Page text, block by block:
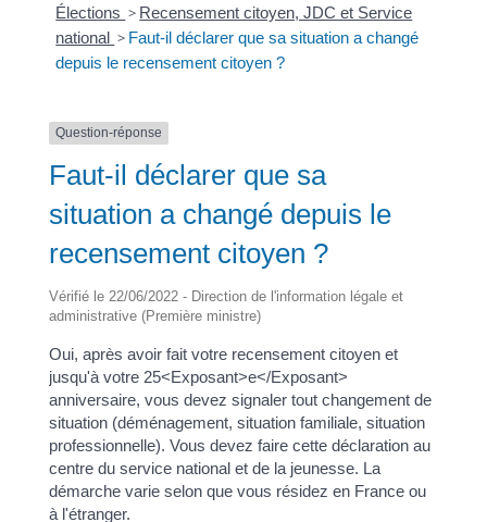
Élections > Recensement citoyen, JDC et Service
national > Faut-il déclarer que sa situation a changé
depuis le recensement citoyen ?
Question-réponse
Faut-il déclarer que sa
situation a changé depuis le
recensement citoyen ?
Vérifié le 22/06/2022 - Direction de l'information légale et
administrative (Première ministre)
Oui, après avoir fait votre recensement citoyen et
jusqu'à votre 25<Exposant>e</Exposant>
anniversaire, vous devez signaler tout changement de
situation (déménagement, situation familiale, situation
professionnelle). Vous devez faire cette déclaration au
centre du service national et de la jeunesse. La
démarche varie selon que vous résidez en France ou
à l'étranger.